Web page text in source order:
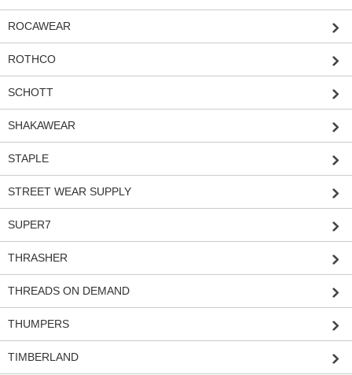
ROCAWEAR
ROTHCO
SCHOTT
SHAKAWEAR
STAPLE
STREET WEAR SUPPLY
SUPER7
THRASHER
THREADS ON DEMAND
THUMPERS
TIMBERLAND